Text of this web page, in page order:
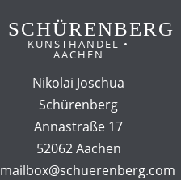
SCHÜRENBERG
KUNSTHANDEL •
AACHEN
Nikolai Joschua
Schürenberg
Annastraße 17
52062 Aachen
mailbox@schuerenberg.com